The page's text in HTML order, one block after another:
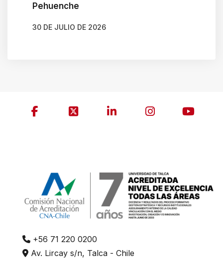
Pehuenche
30 DE JULIO DE 2026
+56 71 220 0200
Av. Lircay s/n, Talca - Chile